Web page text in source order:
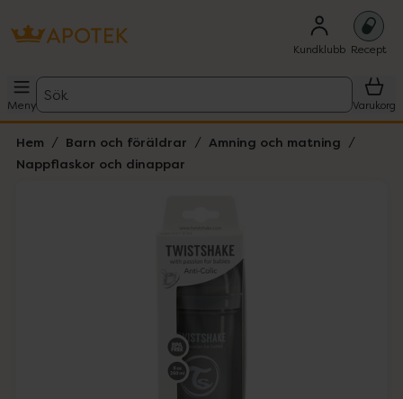
Kundklubb Recept
Meny
Sök
Varukorg
Hem Barn och föräldrar
Amning och matning
Nappflaskor och dinappar